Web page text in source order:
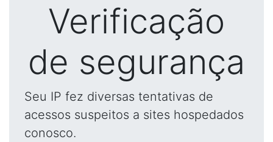
Verificação
de segurança
Seu IP fez diversas tentativas de
acessos suspeitos a sites hospedados
conosco.